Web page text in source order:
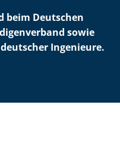
beim Deutschen
sowie
Ingenieure.